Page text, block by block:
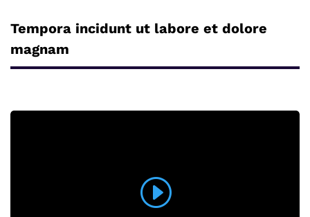
Tempora incidunt ut labore et dolore
magnam